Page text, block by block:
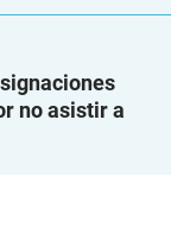
no asistir a